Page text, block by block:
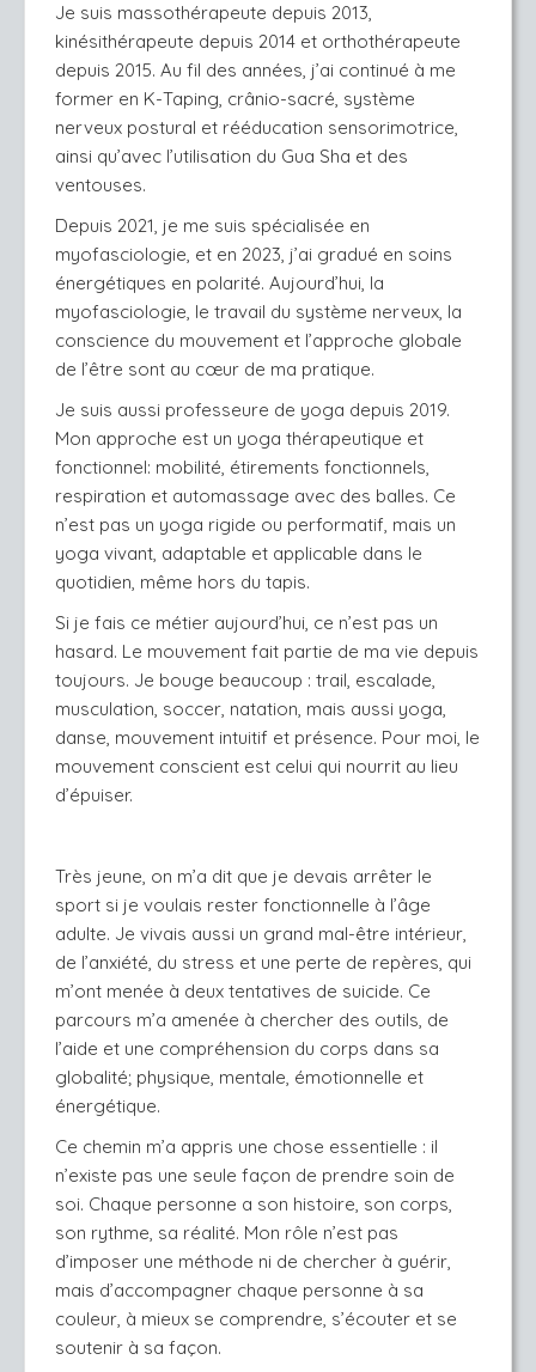
Je suis massothérapeute depuis 2013,
kinésithérapeute depuis 2014 et orthothérapeute
depuis 2015. Au fil des années, j’ai continué à me
former en K-Taping, crânio-sacré, système
nerveux postural et rééducation sensorimotrice,
ainsi qu’avec l’utilisation du Gua Sha et des
ventouses.
Depuis 2021, je me suis spécialisée en
myofasciologie, et en 2023, j’ai gradué en soins
énergétiques en polarité. Aujourd’hui, la
myofasciologie, le travail du système nerveux, la
conscience du mouvement et l’approche globale
de l’être sont au cœur de ma pratique.
Je suis aussi professeure de yoga depuis 2019.
Mon approche est un yoga thérapeutique et
fonctionnel: mobilité, étirements fonctionnels,
respiration et automassage avec des balles. Ce
n’est pas un yoga rigide ou performatif, mais un
yoga vivant, adaptable et applicable dans le
quotidien, même hors du tapis.
Si je fais ce métier aujourd’hui, ce n’est pas un
hasard. Le mouvement fait partie de ma vie depuis
toujours. Je bouge beaucoup : trail, escalade,
musculation, soccer, natation, mais aussi yoga,
danse, mouvement intuitif et présence. Pour moi, le
mouvement conscient est celui qui nourrit au lieu
d’épuiser.
Très jeune, on m’a dit que je devais arrêter le
sport si je voulais rester fonctionnelle à l’âge
adulte. Je vivais aussi un grand mal-être intérieur,
de l’anxiété, du stress et une perte de repères, qui
m’ont menée à deux tentatives de suicide. Ce
parcours m’a amenée à chercher des outils, de
l’aide et une compréhension du corps dans sa
globalité; physique, mentale, émotionnelle et
énergétique.
Ce chemin m’a appris une chose essentielle : il
n’existe pas une seule façon de prendre soin de
soi. Chaque personne a son histoire, son corps,
son rythme, sa réalité. Mon rôle n’est pas
d’imposer une méthode ni de chercher à guérir,
mais d’accompagner chaque personne à sa
couleur, à mieux se comprendre, s’écouter et se
soutenir à sa façon.